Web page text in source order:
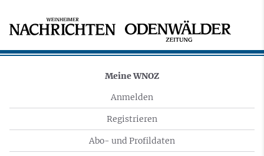
Meine WNOZ
Anmelden
Registrieren
Abo- und Profildaten